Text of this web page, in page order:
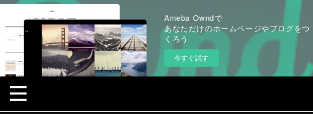
Ameba Owndで
あなただけのホームページやブログをつ
くろう
今すぐ試す